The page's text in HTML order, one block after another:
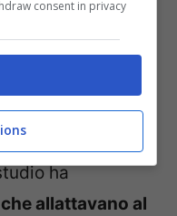
leggero
studio del 2011
ha
allattavano al
consent in privacy